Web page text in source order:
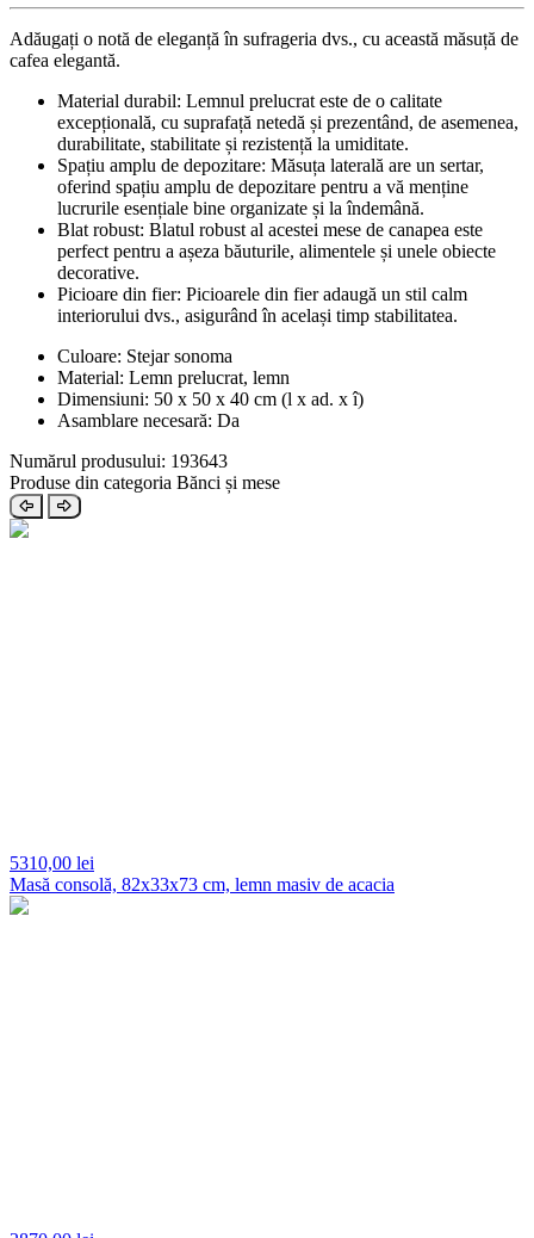
Adăugați o notă de eleganță în sufrageria dvs., cu această măsuță de
cafea elegantă.
Material durabil: Lemnul prelucrat este de o calitate
excepțională, cu suprafață netedă și prezentând, de asemenea,
durabilitate, stabilitate și rezistență la umiditate.
Spațiu amplu de depozitare: Măsuța laterală are un sertar,
oferind spațiu amplu de depozitare pentru a vă menține
lucrurile esențiale bine organizate și la îndemână.
Blat robust: Blatul robust al acestei mese de canapea este
perfect pentru a așeza băuturile, alimentele și unele obiecte
decorative.
Picioare din fier: Picioarele din fier adaugă un stil calm
interiorului dvs., asigurând în același timp stabilitatea.
Culoare: Stejar sonoma
Material: Lemn prelucrat, lemn
Dimensiuni: 50 x 50 x 40 cm (l x ad. x î)
Asamblare necesară: Da
Numărul produsului: 193643
Produse din categoria Bănci și mese
5310,00 lei
Masă consolă, 82x33x73 cm, lemn masiv de acacia